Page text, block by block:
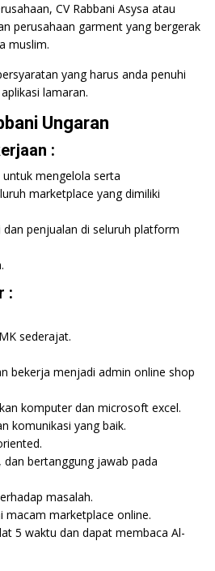
CV Rabbani Asysa atau
perusahaan garment yang bergerak
muslim.
yang harus anda penuhi
lamaran.
Ungaran
:
mengelola serta
marketplace yang dimiliki
penjualan di seluruh platform
:
sederajat.
bekerja menjadi admin online shop
komputer dan microsoft excel.
komunikasi yang baik.
dan bertanggung jawab pada
masalah.
macam marketplace online.
5 waktu dan dapat membaca Al-